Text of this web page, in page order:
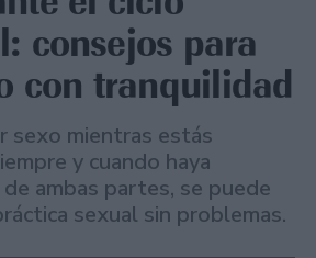
consejos para
con tranquilidad
sexo mientras estás
y cuando haya
ambas partes, se puede
sexual sin problemas.